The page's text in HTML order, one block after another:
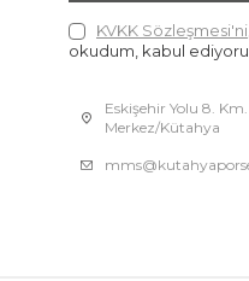
KVKK Sözleşmesi'ni
okudum, kabul
Eskişehir Yolu 8.
Merkez/Kütahya